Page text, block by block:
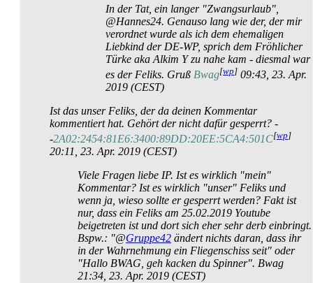
In der Tat, ein langer "Zwangsurlaub",
@Hannes24. Genauso lang wie der, der mir
verordnet wurde als ich dem ehemaligen
Liebkind der DE-WP, sprich dem Fröhlicher
Türke aka Alkim Y zu nahe kam - diesmal war
es der Feliks. Gruß Bwag[wp] 09:43, 23. Apr.
2019 (CEST)
Ist das unser Feliks, der da deinen Kommentar
kommentiert hat. Gehört der nicht dafür gesperrt? -
-2A02:2454:81E6:3400:89DD:20EE:5CA4:501C[wp]
20:11, 23. Apr. 2019 (CEST)
Viele Fragen liebe IP. Ist es wirklich "mein"
Kommentar? Ist es wirklich "unser" Feliks und
wenn ja, wieso sollte er gesperrt werden? Fakt ist
nur, dass ein Feliks am 25.02.2019 Youtube
beigetreten ist und dort sich eher sehr derb einbringt.
Bspw.: "@Gruppe42 ändert nichts daran, dass ihr
in der Wahrnehmung ein Fliegenschiss seit " oder
"Hallo BWAG, geh kacken du Spinner". Bwag
21:34, 23. Apr. 2019 (CEST)